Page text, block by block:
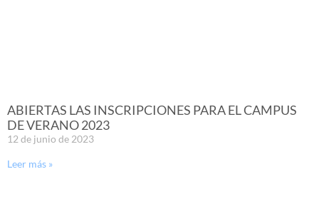
ABIERTAS LAS INSCRIPCIONES PARA EL CAMPUS
DE VERANO 2023
12 de junio de 2023
Leer más »